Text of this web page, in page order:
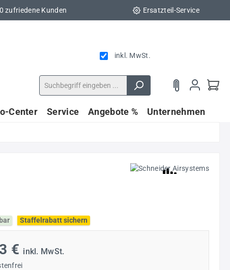
zufriedene Kunden Ersatzteil-Service
inkl. MwSt.
Center Service Angebote % Unternehmen
Staffelrabatt sichern
€ inkl. MwSt.